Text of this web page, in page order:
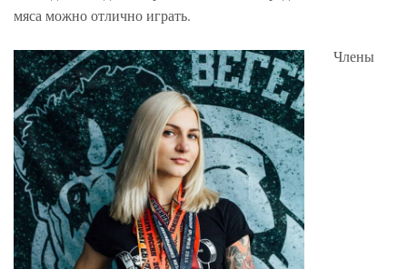
мяса можно отлично играть.
Члены